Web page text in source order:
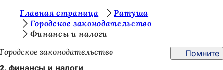
Перейти к содержимому
з
д
Главная страница
Ратуша
Городское законодательство
Финансы и налоги
Городское законодательство
Помните
2. финансы и налоги